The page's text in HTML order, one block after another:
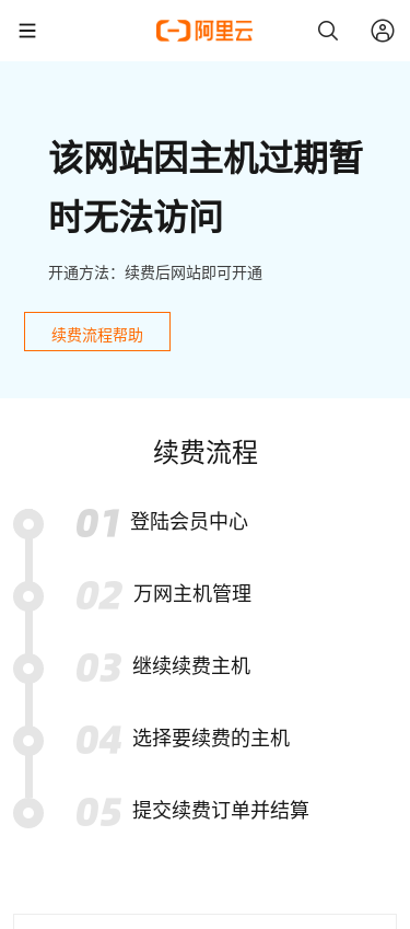
该网站因主机过期暂
时无法访问
开通方法：续费后网站即可开通
续费流程帮助
续费流程
登陆会员中心
万网主机管理
继续续费主机
选择要续费的主机
提交续费订单并结算